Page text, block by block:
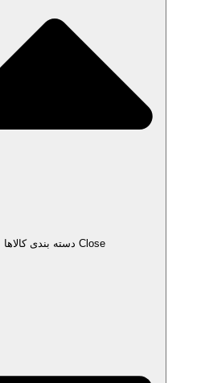
Close دسته بندی کالاها